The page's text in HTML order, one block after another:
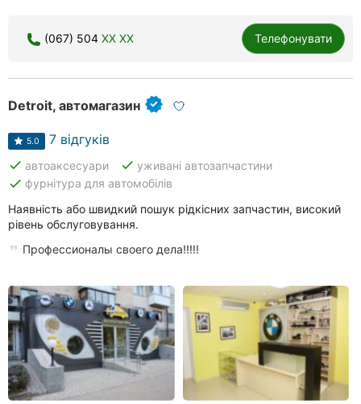
Чернігів
Черкаси
Чернівці
Суми
Івано-
Луцьк
Карпати
(067) 504 XX XX Телефонувати
Detroit, автомагазин
5.0 7 відгуків
done автоаксесуари done уживані автозапчастини
done фурнітура для автомобілів
Наявність або швидкий пошук рідкісних запчастин, високий
рівень обслуговування.
Профессионалы своего дела!!!!!